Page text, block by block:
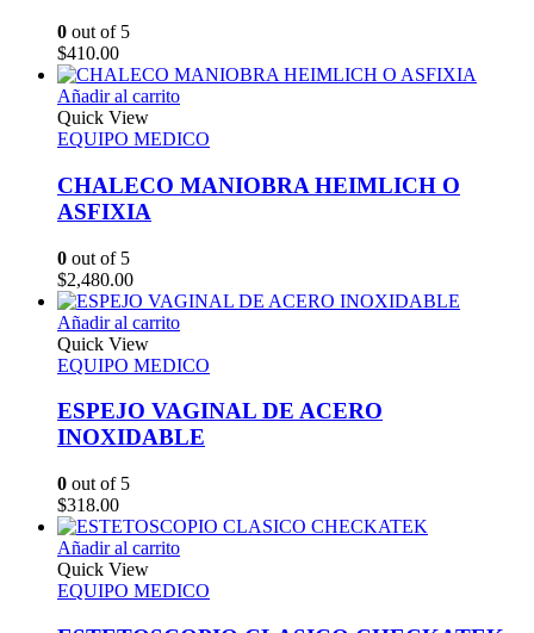
0 out of 5
$410.00
Añadir al carrito
Quick View
EQUIPO MEDICO
CHALECO MANIOBRA HEIMLICH O
ASFIXIA
0 out of 5
$2,480.00
Añadir al carrito
Quick View
EQUIPO MEDICO
ESPEJO VAGINAL DE ACERO
INOXIDABLE
0 out of 5
$318.00
Añadir al carrito
Quick View
EQUIPO MEDICO